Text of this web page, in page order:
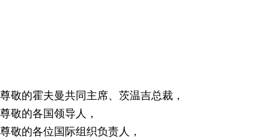
尊敬的霍夫曼共同主席、茨温吉总裁，
尊敬的各国领导人，
尊敬的各位国际组织负责人，